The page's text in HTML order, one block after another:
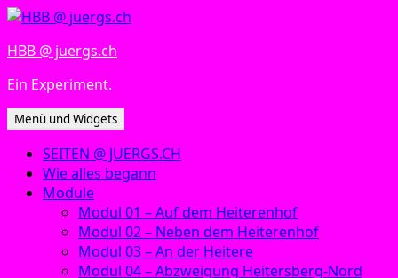
Zum
springen
HBB @ juergs.ch
Ein Experiment.
Menü und Widgets
SEITEN @ JUERGS.CH
Wie alles begann
Module
Modul 01 – Auf dem Heiterenhof
Modul 02 – Neben dem Heiterenhof
Modul 03 – An der Heitere
Modul 04 – Abzweigung Heitersberg-Nord